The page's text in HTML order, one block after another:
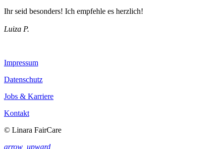
Ihr seid besonders! Ich empfehle es herzlich!
Luiza P.
Impressum
Datenschutz
Jobs & Karriere
Kontakt
© Linara FairCare
arrow_upward